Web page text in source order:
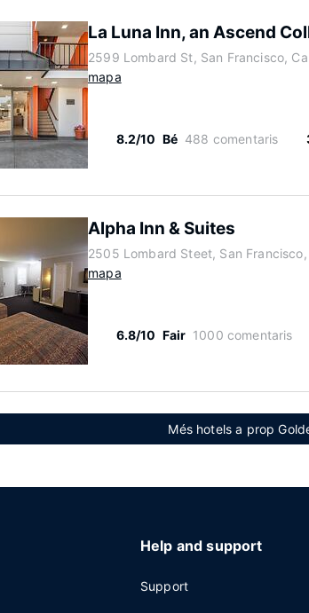
La Luna Inn, an Ascend
2599 Lombard St, San Francisco,
mapa
8.2/10 Bé 488 comentaris
Alpha Inn & Suites
2505 Lombard Steet, San
mapa
6.8/10 Fair 1000 comentaris
Més hotels a prop
Help and support
Support